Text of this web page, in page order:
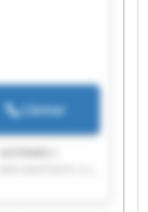
Llamar
I